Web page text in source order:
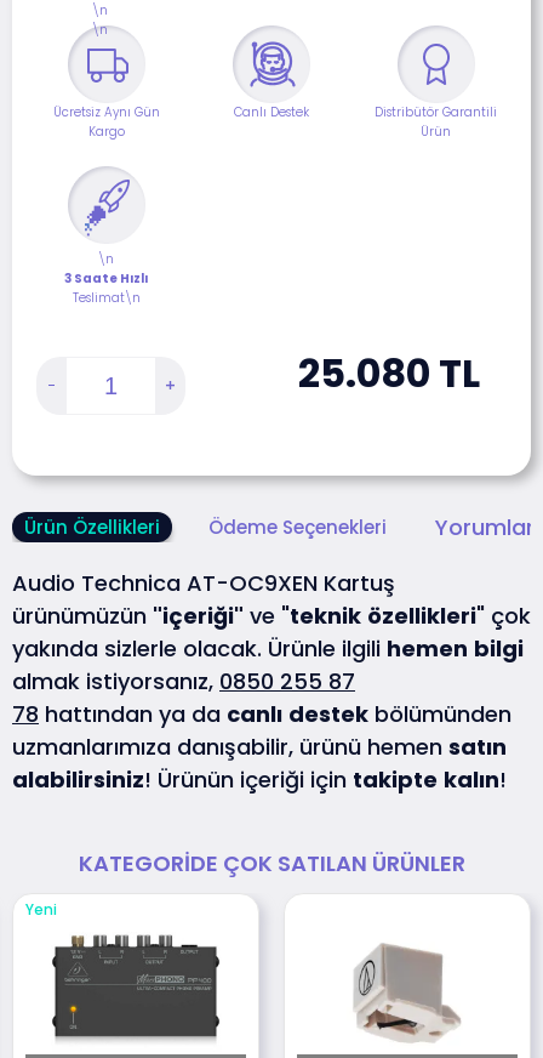
Ücretsiz Aynı Gün
Kargo
Canlı Destek
Distribütör Garantili
Ürün
\n
3 Saate Hızlı
Teslimat\n
\n
\n
25.080 TL
Ürün Özellikleri Ödeme Seçenekleri
Audio Technica AT-OC9XEN Kartuş
ürünümüzün "içeriği" ve "teknik özellikleri" çok
yakında sizlerle olacak. Ürünle ilgili hemen bilgi
almak istiyorsanız, 0850 255 87
78 hattından ya da canlı destek bölümünden
uzmanlarımıza danışabilir, ürünü hemen satın
alabilirsiniz! Ürünün içeriği için takipte kalın!
KATEGORIDE ÇOK SATILAN ÜRÜNLER
Yeni